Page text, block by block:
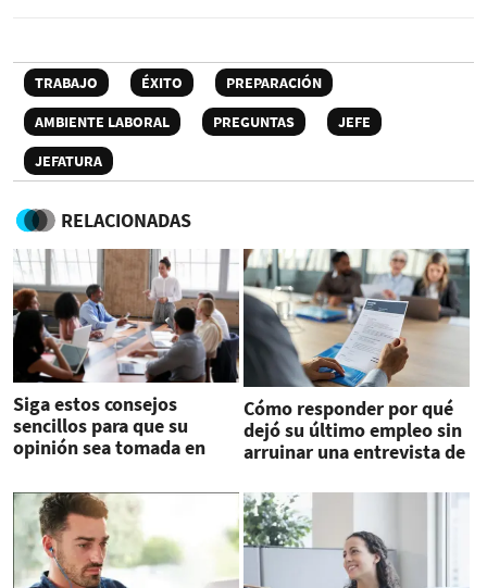
TRABAJO ÉXITO
PREPARACIÓN
AMBIENTE LABORAL
PREGUNTAS
JEFE
JEFATURA
RELACIONADAS
Siga estos consejos
sencillos para que su
opinión sea tomada en
Cómo responder por qué
dejó su último empleo sin
arruinar una entrevista de